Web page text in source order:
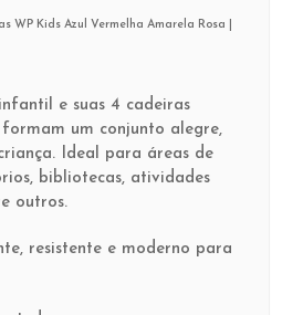
WP Kids Azul Vermelha Amarela Rosa |
e suas 4 cadeiras
um conjunto alegre,
Ideal para áreas de
bibliotecas, atividades
outros.
resistente e moderno para